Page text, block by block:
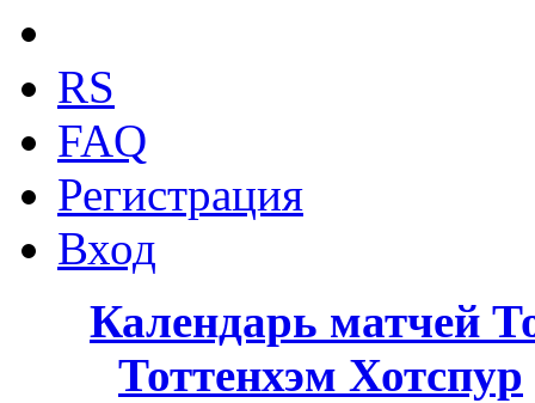
RS
FAQ
Регистрация
Вход
Календарь матчей
Тоттенхэм Хотспур